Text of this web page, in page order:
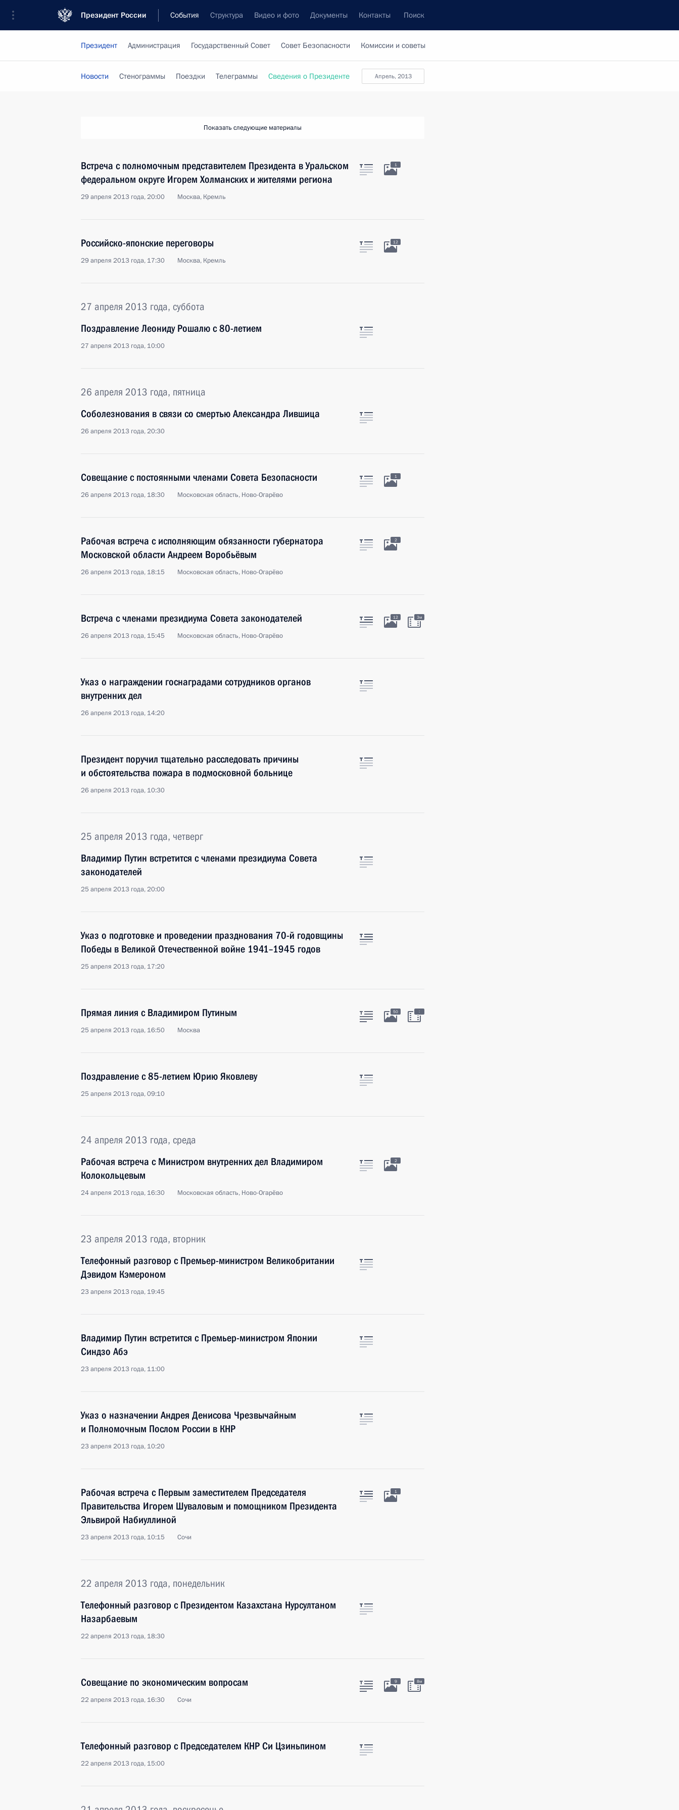
Президент России События Структура Видео и фото Документы Контакты Поиск
Президент Администрация Государственный Совет Совет Безопасности Комиссии и советы
апрель, 2013
Новости Стенограммы Поездки Телеграммы Сведения о Президенте
Показать следующие материалы
Встреча с полномочным представителем Президента в Уральском
федеральном округе Игорем Холманских и жителями региона
29 апреля 2013 года, 20:00 Москва, Кремль
1
Российско-японские переговоры
29 апреля 2013 года, 17:30 Москва, Кремль
12
27 апреля 2013 года, суббота
Поздравление Леониду Рошалю с 80-летием
27 апреля 2013 года, 10:00
26 апреля 2013 года, пятница
Соболезнования в связи со смертью Александра Лившица
26 апреля 2013 года, 20:30
Совещание с постоянными членами Совета Безопасности
26 апреля 2013 года, 18:30 Московская область, Ново-Огарёво
1
Рабочая встреча с исполняющим обязанности губернатора
Московской области Андреем Воробьёвым
26 апреля 2013 года, 18:15 Московская область, Ново-Огарёво
2
Встреча с членами президиума Совета законодателей
26 апреля 2013 года, 15:45 Московская область, Ново-Огарёво
12 3м
Указ о награждении госнаградами сотрудников органов
внутренних дел
26 апреля 2013 года, 14:20
Президент поручил тщательно расследовать причины
и обстоятельства пожара в подмосковной больнице
26 апреля 2013 года, 10:30
25 апреля 2013 года, четверг
Владимир Путин встретится с членами президиума Совета
законодателей
25 апреля 2013 года, 20:00
Указ о подготовке и проведении празднования 70-й годовщины
Победы в Великой Отечественной войне 1941–1945 годов
25 апреля 2013 года, 17:20
Прямая линия с Владимиром Путиным
25 апреля 2013 года, 16:50 Москва
50 :
Поздравление с 85-летием Юрию Яковлеву
25 апреля 2013 года, 09:10
24 апреля 2013 года, среда
Рабочая встреча с Министром внутренних дел Владимиром
Колокольцевым
24 апреля 2013 года, 16:30 Московская область, Ново-Огарёво
2
23 апреля 2013 года, вторник
Телефонный разговор с Премьер-министром Великобритании
Дэвидом Кэмероном
23 апреля 2013 года, 19:45
Владимир Путин встретится с Премьер-министром Японии
Синдзо Абэ
23 апреля 2013 года, 11:00
Указ о назначении Андрея Денисова Чрезвычайным
и Полномочным Послом России в КНР
23 апреля 2013 года, 10:20
Рабочая встреча с Первым заместителем Председателя
Правительства Игорем Шуваловым и помощником Президента
Эльвирой Набиуллиной
23 апреля 2013 года, 10:15 Сочи
1
22 апреля 2013 года, понедельник
Телефонный разговор с Президентом Казахстана Нурсултаном
Назарбаевым
22 апреля 2013 года, 18:30
Совещание по экономическим вопросам
22 апреля 2013 года, 16:30 Сочи
9 8м
Телефонный разговор с Председателем КНР Си Цзиньпином
22 апреля 2013 года, 15:00